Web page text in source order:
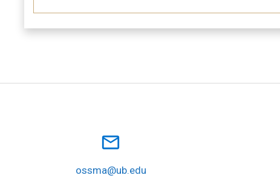
mail_outline
ossma@ub.edu